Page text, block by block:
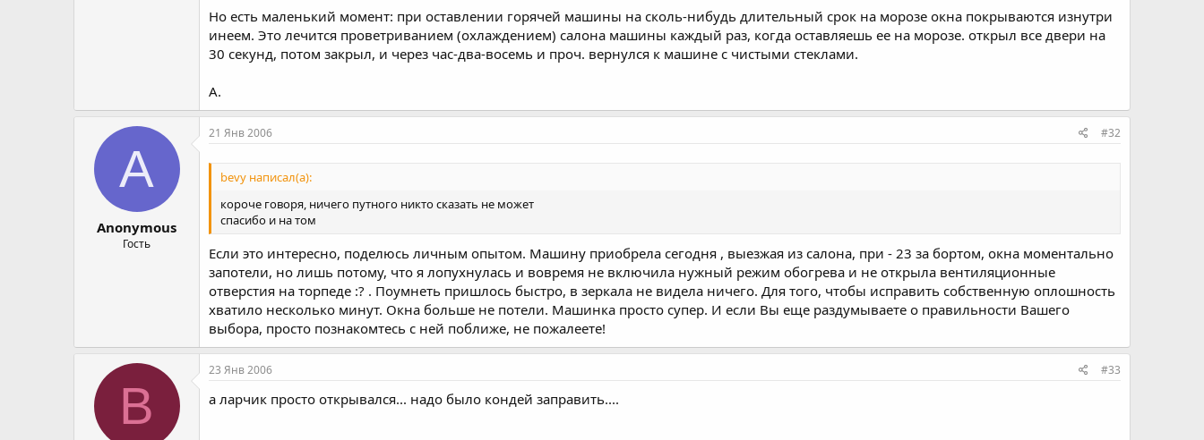
Но есть маленький момент: при оставлении горячей машины на сколь-нибудь длительный срок на морозе окна покрываются изнутри
инеем. Это лечится проветриванием (охлаждением) салона машины каждый раз, когда оставляешь ее на морозе. открыл все двери на
30 секунд, потом закрыл, и через час-два-восемь и проч. вернулся к машине с чистыми стеклами.
А.
A
Anonymous
Гость
21 Янв 2006 #32
bevy написал(а):
короче говоря, ничего путного никто сказать не может
спасибо и на том
Если это интересно, поделюсь личным опытом. Машину приобрела сегодня , выезжая из салона, при - 23 за бортом, окна моментально
запотели, но лишь потому, что я лопухнулась и вовремя не включила нужный режим обогрева и не открыла вентиляционные
отверстия на торпеде :? . Поумнеть пришлось быстро, в зеркала не видела ничего. Для того, чтобы исправить собственную оплошность
хватило несколько минут. Окна больше не потели. Машинка просто супер. И если Вы еще раздумываете о правильности Вашего
выбора, просто познакомтесь с ней поближе, не пожалеете!
B
23 Янв 2006 #33
а ларчик просто открывался... надо было кондей заправить....